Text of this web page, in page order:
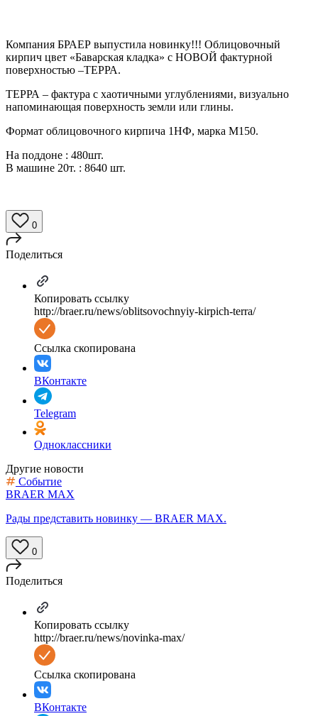
Компания БРАЕР выпустила новинку!!! Облицовочный
кирпич цвет «Баварская кладка» с НОВОЙ фактурной
поверхностью –ТЕРРА.
ТЕРРА – фактура с хаотичными углублениями, визуально
напоминающая поверхность земли или глины.
Формат облицовочного кирпича 1НФ, марка М150.
На поддоне : 480шт.
В машине 20т. : 8640 шт.
0
Поделиться
Копировать ссылку
http://braer.ru/news/oblitsovochnyiy-kirpich-terra/
Ссылка скопирована
ВКонтакте
Telegram
Одноклассники
Другие новости
Событие
BRAER MAX
Рады представить новинку — BRAER MAX.
0
Поделиться
Копировать ссылку
http://braer.ru/news/novinka-max/
Ссылка скопирована
ВКонтакте